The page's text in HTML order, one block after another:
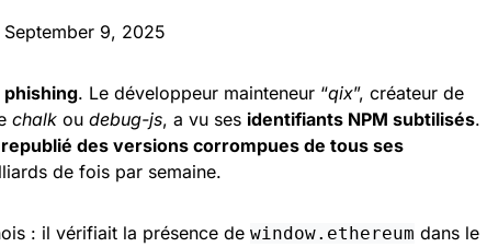
September 9, 2025
phishing. Le développeur mainteneur “qix”, créateur de
chalk ou debug-js, a vu ses identifiants NPM subtilisés.
republié des versions corrompues de tous ses
de fois par semaine.
: il vérifiait la présence de window.ethereum dans le